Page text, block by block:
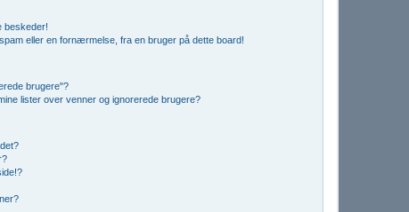
beskeder!
eller en fornærmelse, fra en bruger på dette board!
brugere"?
lister over venner og ignorerede brugere?